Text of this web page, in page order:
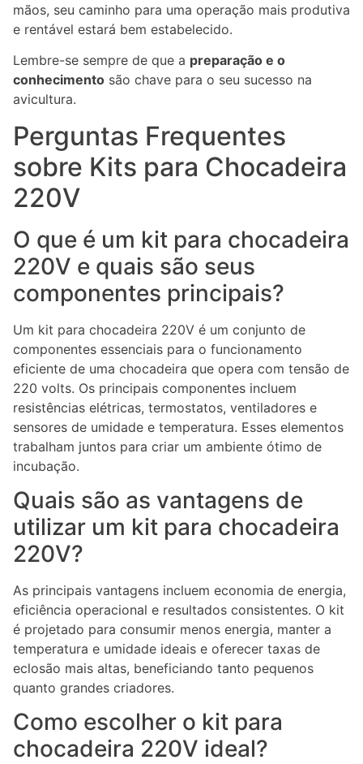
mãos, seu caminho para uma operação mais produtiva
e rentável estará bem estabelecido.
Lembre-se sempre de que a preparação e o
conhecimento são chave para o seu sucesso na
avicultura.
Perguntas Frequentes
sobre Kits para Chocadeira
220V
O que é um kit para chocadeira
220V e quais são seus
componentes principais?
Um kit para chocadeira 220V é um conjunto de
componentes essenciais para o funcionamento
eficiente de uma chocadeira que opera com tensão de
220 volts. Os principais componentes incluem
resistências elétricas, termostatos, ventiladores e
sensores de umidade e temperatura. Esses elementos
trabalham juntos para criar um ambiente ótimo de
incubação.
Quais são as vantagens de
utilizar um kit para chocadeira
220V?
As principais vantagens incluem economia de energia,
eficiência operacional e resultados consistentes. O kit
é projetado para consumir menos energia, manter a
temperatura e umidade ideais e oferecer taxas de
eclosão mais altas, beneficiando tanto pequenos
quanto grandes criadores.
Como escolher o kit para
chocadeira 220V ideal?